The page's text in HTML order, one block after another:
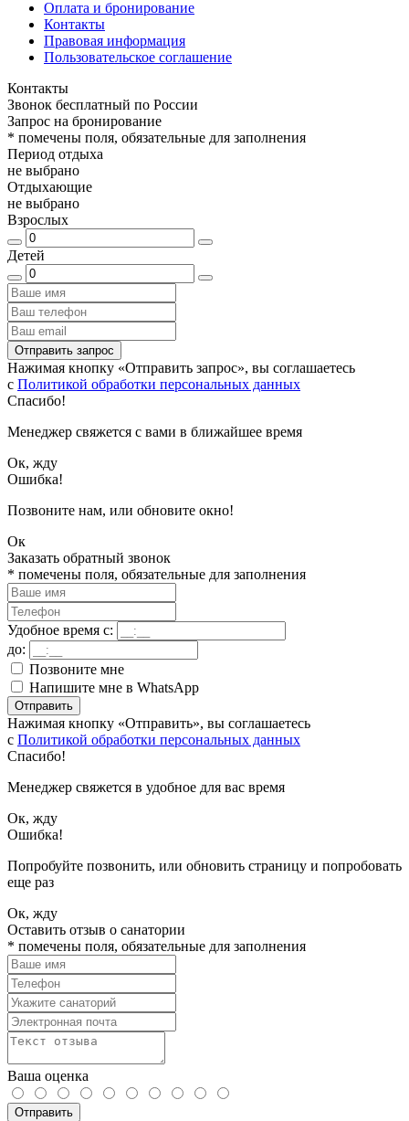
Оплата и бронирование
Контакты
Правовая информация
Пользовательское соглашение
Контакты
Звонок бесплатный по России
Запрос на бронирование
* помечены поля, обязательные для заполнения
Период отдыха
не выбрано
Отдыхающие
не выбрано
Взрослых
Детей
Отправить запрос
Нажимая кнопку «Отправить запрос», вы соглашаетесь
с Политикой обработки персональных данных
Спасибо!
Менеджер свяжется с вами в ближайшее время
Ок, жду
Ошибка!
Позвоните нам, или обновите окно!
Ок
Заказать обратный звонок
* помечены поля, обязательные для заполнения
Удобное время с:
до:
Позвоните мне
Напишите мне в WhatsApp
Отправить
Нажимая кнопку «Отправить», вы соглашаетесь
с Политикой обработки персональных данных
Спасибо!
Менеджер свяжется в удобное для вас время
Ок, жду
Ошибка!
Попробуйте позвонить, или обновить страницу и попробовать
еще раз
Ок, жду
Оставить отзыв о санатории
* помечены поля, обязательные для заполнения
Ваша оценка
Отправить